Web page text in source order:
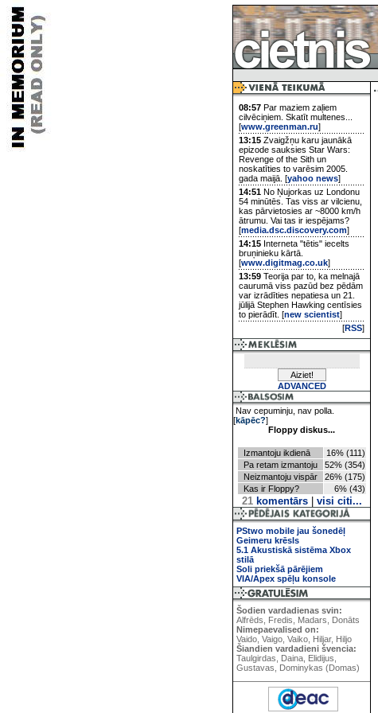
08:57 Par maziem zaļiem
cilvēciņiem. Skatīt multenes...
[www.greenman.ru]
13:15 Zvaigžņu karu jaunākā
epizode sauksies Star Wars:
Revenge of the Sith un
noskatīties to varēsim 2005.
gada maijā. [yahoo news]
14:51 No Ņujorkas uz Londonu
54 minūtēs. Tas viss ar vilcienu,
kas pārvietosies ar ~8000 km/h
ātrumu. Vai tas ir iespējams?
[media.dsc.discovery.com]
14:15 Interneta "tētis" iecelts
bruņinieku kārtā.
[www.digitmag.co.uk]
13:59 Teorija par to, ka melnajā
caurumā viss pazūd bez pēdām
var izrādīties nepatiesa un 21.
jūlijā Stephen Hawking centīsies
to pierādīt. [new scientist]
[RSS]
ADVANCED
Nav cepuminju, nav polla.
[kāpēc?]
Floppy diskus...
Izmantoju ikdienā
16% (111)
Pa retam izmantoju
52% (354)
Neizmantoju vispār
26% (175)
Kas ir Floppy?
6% (43)
21komentārs| visi citi...
PStwo mobile jau šonedēļ
Geimeru krēsls
5.1 Akustiskā sistēma Xbox
stilā
Soli priekšā pārējiem
VIA/Apex spēļu konsole
Šodien vardadienas svin:
Alfrēds, Fredis, Madars, Donāts
Nimepaevalised on:
Vaido, Vaigo, Vaiko, Hiljar, Hiljo
Šiandien vardadieni švencia:
Taulgirdas, Daina, Elidijus,
Gustavas, Dominykas (Domas)